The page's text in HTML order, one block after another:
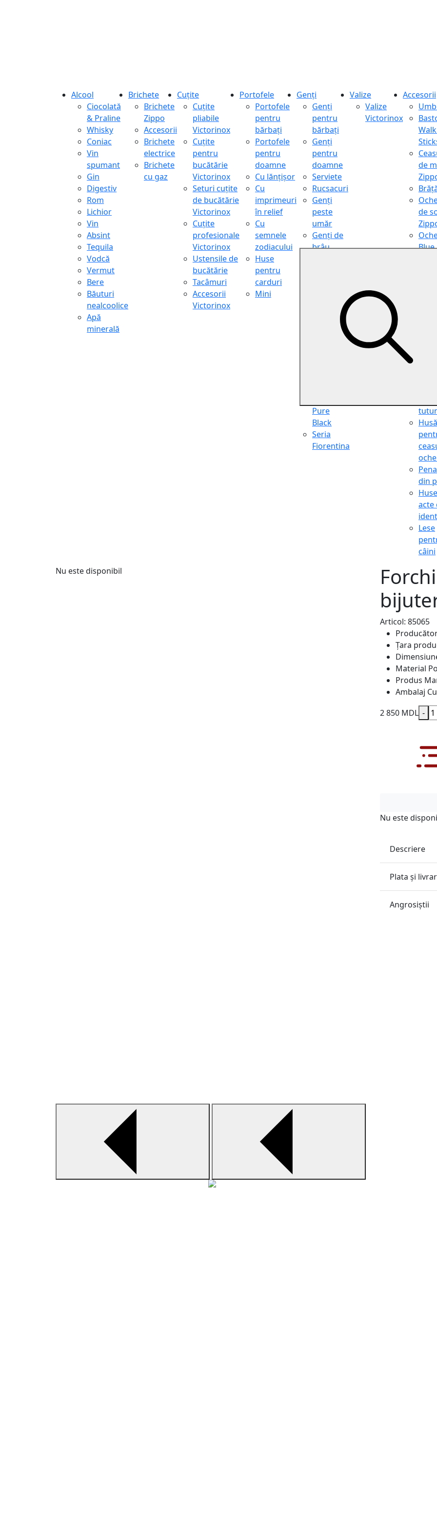
Alcool
Ciocolată
& Praline
Whisky
Coniac
Vin
spumant
Gin
Digestiv
Rom
Lichior
Vin
Absint
Tequila
Vodcă
Vermut
Bere
Băuturi
nealcoolice
Apă
minerală
Brichete
Brichete
Zippo
Accesorii
Brichete
electrice
Brichete
cu gaz
Cuțite
Cuțite
pliabile
Victorinox
Cuțite
pentru
bucătărie
Victorinox
Seturi cuțite
de bucătărie
Victorinox
Cuțite
profesionale
Victorinox
Ustensile de
bucătărie
Tacâmuri
Accesorii
Victorinox
Portofele
Portofele
pentru
bărbați
Portofele
pentru
doamne
Cu lănțișor
Cu
imprimeuri
în relief
Cu
semnele
zodiacului
Huse
pentru
carduri
Mini
Genți
Genți
pentru
bărbați
Genți
pentru
doamne
Serviete
Rucsacuri
Genți
peste
umăr
Genți de
brâu
cosmetice
Pure
Black
Seria
Fiorentina
Valize
Valize
Victorinox
Accesorii
de
de
Blue
Husă
din
Huse
acte
Lese
câini
Nu este disponibil
Articol: 85065
Țara
Material
Produs
Ambalaj
2 850 MDL -
Nu este
Descriere
Plata și
Angrosiştii